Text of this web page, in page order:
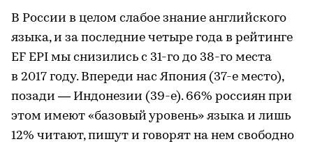
В России в целом слабое знание английского
языка, и за последние четыре года в рейтинге
EF EPI мы снизились с 31-го до 38-го места
в 2017 году. Впереди нас Япония (37-е место),
позади — Индонезии (39-е). 66% россиян при
этом имеют «базовый уровень» языка и лишь
12% читают, пишут и говорят на нем свободно